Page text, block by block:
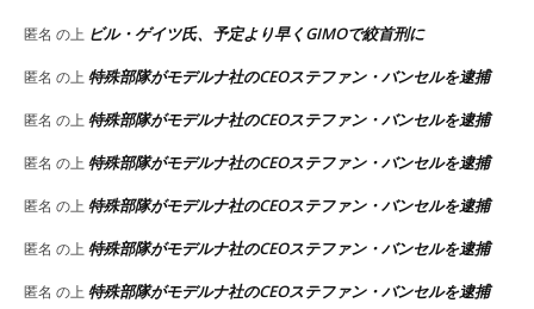
匿名 の上 ビル・ゲイツ氏、予定より早くGIMOで絞首刑に
匿名 の上特殊部隊がモデルナ社のCEOステファン・バンセルを逮捕
匿名 の上特殊部隊がモデルナ社のCEOステファン・バンセルを逮捕
匿名 の上特殊部隊がモデルナ社のCEOステファン・バンセルを逮捕
匿名 の上特殊部隊がモデルナ社のCEOステファン・バンセルを逮捕
匿名 の上特殊部隊がモデルナ社のCEOステファン・バンセルを逮捕
匿名 の上特殊部隊がモデルナ社のCEOステファン・バンセルを逮捕